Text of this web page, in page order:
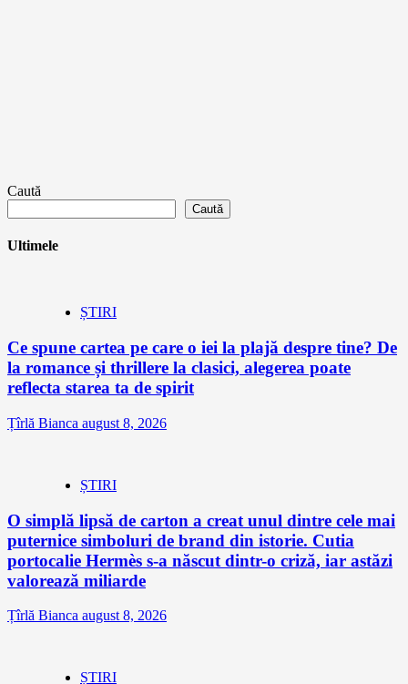
Caută
Caută
Ultimele
ȘTIRI
Ce spune cartea pe care o iei la plajă despre tine? De
la romance și thrillere la clasici, alegerea poate
reflecta starea ta de spirit
Țîrlă Bianca august 8, 2026
ȘTIRI
O simplă lipsă de carton a creat unul dintre cele mai
puternice simboluri de brand din istorie. Cutia
portocalie Hermès s-a născut dintr-o criză, iar astăzi
valorează miliarde
Țîrlă Bianca august 8, 2026
ȘTIRI